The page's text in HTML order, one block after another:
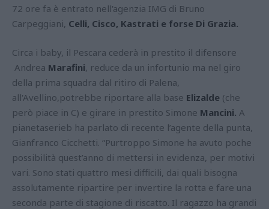
72 ore fa è entrato nell'agenzia IMG di Bruno
Carpeggiani, Celli, Cisco, Kastrati e forse Di Grazia.
Circa i baby, il Pescara cederà in prestito il difensore
Andrea Marafini, reduce da un infortunio ma nel giro
della prima squadra dal ritiro di Palena,
all'Avellino,potrebbe riportare alla base Elizalde (che
però piace in C) e girare in prestito Simone Mancini. A
pianetaserieb ha parlato di recente l’agente della punta,
Gianfranco Cicchetti. “Purtroppo Simone ha avuto poche
possibilità quest’anno di mettersi in evidenza, per motivi
vari. Sono stati quattro mesi difficili, dai quali bisogna
assolutamente ripartire per invertire la rotta e fare una
seconda parte di stagione di riscatto. Il ragazzo ha grandi